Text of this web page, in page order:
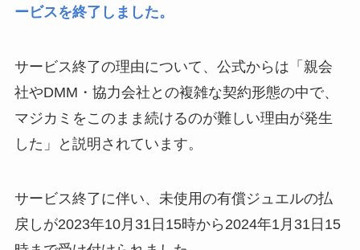
ービスを終了しました。
サービス終了の理由について、公式からは「親会
社やDMM・協力会社との複雑な契約形態の中で、
マジカミをこのまま続けるのが難しい理由が発生
した」と説明されています。
サービス終了に伴い、未使用の有償ジュエルの払
戻しが2023年10月31日15時から2024年1月31日15